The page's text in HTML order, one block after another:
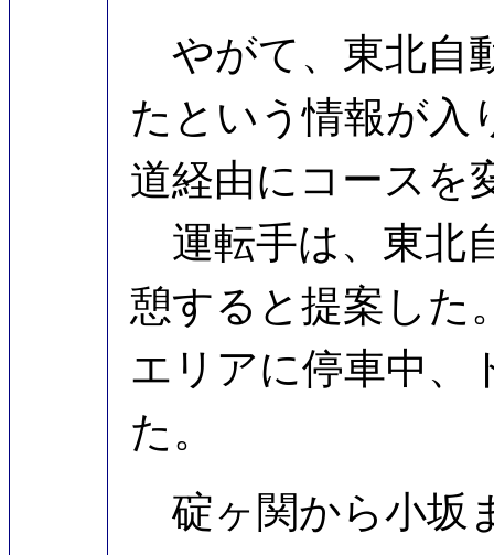
やがて、東北自
たという情報が入
道経由にコースを
運転手は、東北
憩すると提案した
エリアに停車中、
た。
碇ヶ関から小坂